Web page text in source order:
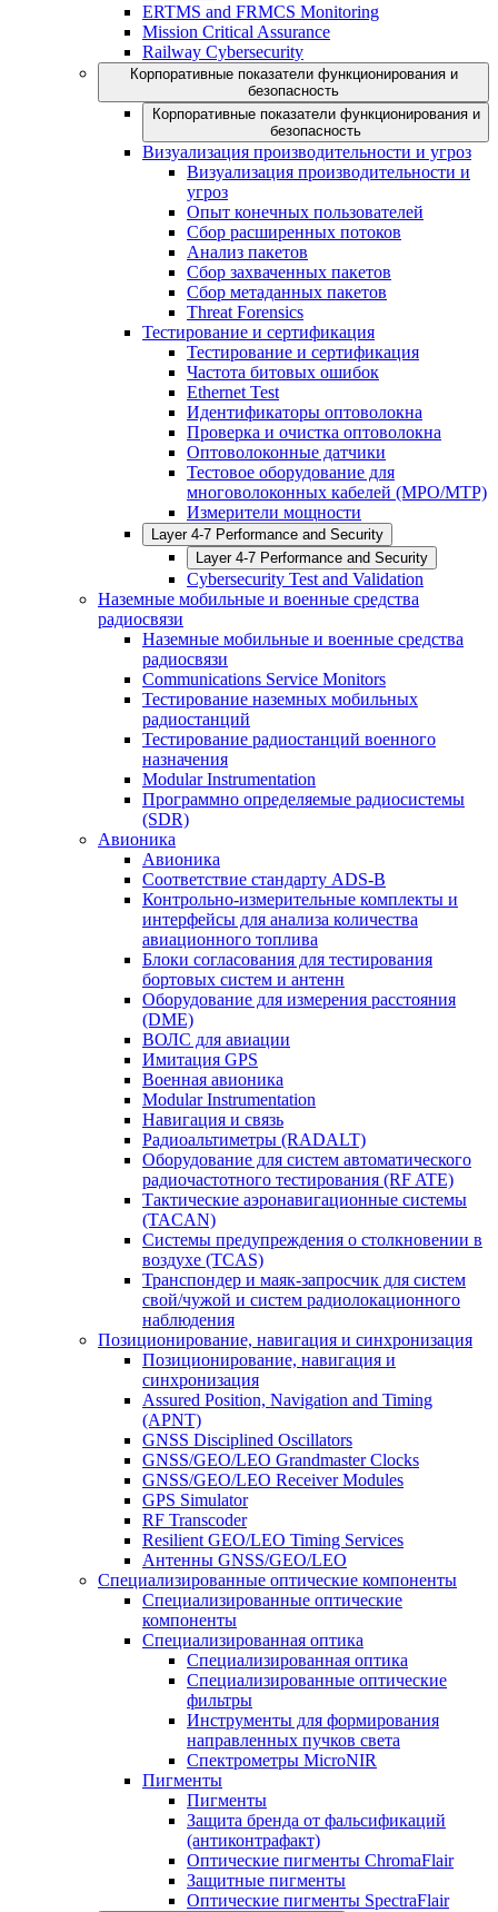
ERTMS and FRMCS Monitoring
Mission Critical Assurance
Railway Cybersecurity
Корпоративные показатели функционирования и
безопасность
Корпоративные показатели функционирования и
безопасность
Визуализация производительности и угроз
Визуализация производительности и
угроз
Опыт конечных пользователей
Сбор расширенных потоков
Анализ пакетов
Сбор захваченных пакетов
Сбор метаданных пакетов
Threat Forensics
Тестирование и сертификация
Тестирование и сертификация
Частота битовых ошибок
Ethernet Test
Идентификаторы оптоволокна
Проверка и очистка оптоволокна
Оптоволоконные датчики
Тестовое оборудование для
многоволоконных кабелей (MPO/MTP)
Измерители мощности
Layer 4-7 Performance and Security
Layer 4-7 Performance and Security
Cybersecurity Test and Validation
Наземные мобильные и военные средства
радиосвязи
Наземные мобильные и военные средства
радиосвязи
Communications Service Monitors
Тестирование наземных мобильных
радиостанций
Тестирование радиостанций военного
назначения
Modular Instrumentation
Программно определяемые радиосистемы
(SDR)
Авионика
Авионика
Соответствие стандарту ADS-B
Контрольно-измерительные комплекты и
интерфейсы для анализа количества
авиационного топлива
Блоки согласования для тестирования
бортовых систем и антенн
Оборудование для измерения расстояния
(DME)
ВОЛС для авиации
Имитация GPS
Военная авионика
Modular Instrumentation
Навигация и связь
Радиоальтиметры (RADALT)
Оборудование для систем автоматического
радиочастотного тестирования (RF ATE)
Тактические аэронавигационные системы
(TACAN)
Системы предупреждения о столкновении в
воздухе (TCAS)
Транспондер и маяк-запросчик для систем
свой/чужой и систем радиолокационного
наблюдения
Позиционирование, навигация и синхронизация
Позиционирование, навигация и
синхронизация
Assured Position, Navigation and Timing
(APNT)
GNSS Disciplined Oscillators
GNSS/GEO/LEO Grandmaster Clocks
GNSS/GEO/LEO Receiver Modules
GPS Simulator
RF Transcoder
Resilient GEO/LEO Timing Services
Антенны GNSS/GEO/LEO
Специализированные оптические компоненты
Специализированные оптические
компоненты
Специализированная оптика
Специализированная оптика
Специализированные оптические
фильтры
Инструменты для формирования
направленных пучков света
Спектрометры MicroNIR
Пигменты
Пигменты
Защита бренда от фальсификаций
(антиконтрафакт)
Оптические пигменты ChromaFlair
Защитные пигменты
Оптические пигменты SpectraFlair